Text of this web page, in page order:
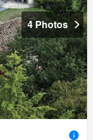
4 Photos